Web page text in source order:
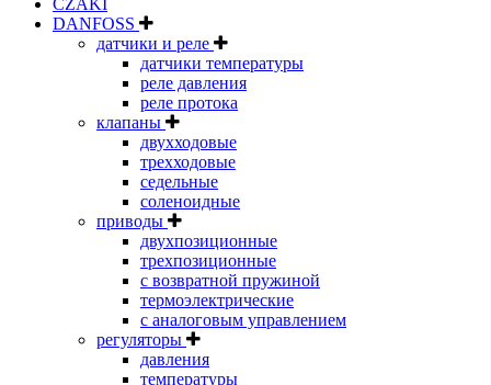
DANFOSS
датчики и реле
датчики температуры
реле давления
реле протока
клапаны
двухходовые
трехходовые
седельные
соленоидные
приводы
двухпозиционные
трехпозиционные
с возвратной пружиной
термоэлектрические
с аналоговым управлением
регуляторы
давления
температуры